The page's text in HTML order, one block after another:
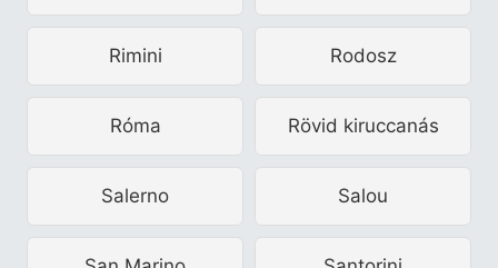
Rimini Rodosz
Róma Rövid kiruccanás
Salerno Salou